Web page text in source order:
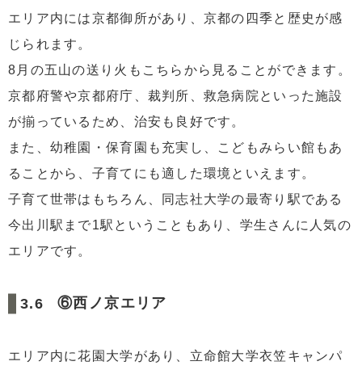
エリア内には京都御所があり、京都の四季と歴史が感
じられます。
8月の五山の送り火もこちらから見ることができます。
京都府警や京都府庁、裁判所、救急病院といった施設
が揃っているため、治安も良好です。
また、幼稚園・保育園も充実し、こどもみらい館もあ
ることから、子育てにも適した環境といえます。
子育て世帯はもちろん、同志社大学の最寄り駅である
今出川駅まで1駅ということもあり、学生さんに人気の
エリアです。
⑥西ノ京エリア
エリア内に花園大学があり、立命館大学衣笠キャンパ